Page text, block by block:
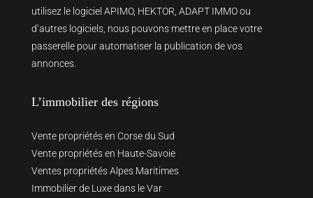
utilisez le logiciel APIMO, HEKTOR, ADAPT IMMO ou
d’autres logiciels, nous pouvons mettre en place votre
passerelle pour automatiser la publication de vos
annonces.
L’immobilier des régions
Vente propriétés en Corse du Sud
Vente propriétés en Haute-Savoie
Ventes propriétés Alpes Maritimes
Immobilier de Luxe dans le Var